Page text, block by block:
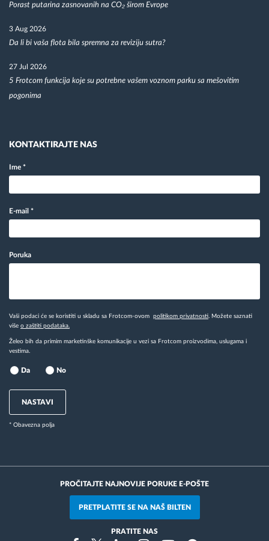
Porast putarina zasnovanih na CO₂ širom Evrope
3 Aug 2026
Da li bi vaša flota bila spremna za reviziju sutra?
27 Jul 2026
5 Frotcom funkcija koje su potrebne vašem voznom parku sa mešovitim
pogonima
KONTAKTIRAJTE NAS
Ime *
E-mail *
Poruka
Vaši podaci će se koristiti u skladu sa Frotcom-ovom politikom privatnosti . Možete saznati
više o zaštiti podataka.
Želeo bih da primim marketinške komunikacije u vezi sa Frotcom proizvodima, uslugama i
vestima.
Da No
NASTAVI
* Obavezna polja
PROČITAJTE NAJNOVIJE PORUKE E-POŠTE
PRETPLATITE SE NA NAŠ BILTEN
PRATITE NAS